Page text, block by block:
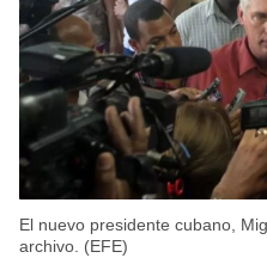
El nuevo presidente cubano,
archivo. (EFE)